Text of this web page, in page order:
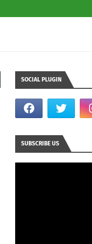
SOCIAL PLUGIN
SUBSCRIBE US